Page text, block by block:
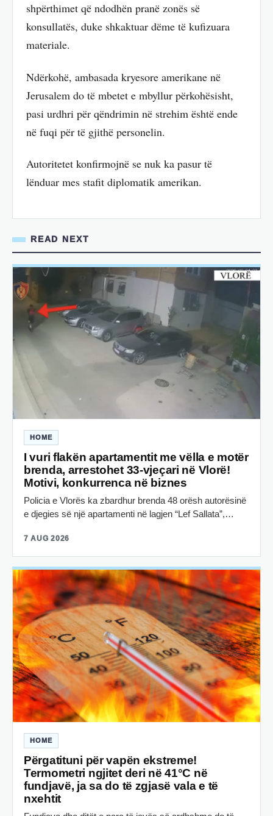
shpërthimet që ndodhën pranë zonës së
konsullatës, duke shkaktuar dëme të kufizuara
materiale.
Ndërkohë, ambasada kryesore amerikane në
Jerusalem do të mbetet e mbyllur përkohësisht,
pasi urdhri për qëndrimin në strehim është ende
në fuqi për të gjithë personelin.
Autoritetet konfirmojnë se nuk ka pasur të
lënduar mes stafit diplomatik amerikan.
READ NEXT
HOME
I vuri flakën apartamentit me vëlla e motër
brenda, arrestohet 33-vjeçari në Vlorë!
Motivi, konkurrenca në biznes
Policia e Vlorës ka zbardhur brenda 48 orësh autorësinë
e djegies së një apartamenti në lagjen “Lef Sallata”,…
7 AUG 2026
HOME
Përgatituni për vapën ekstreme!
Termometri ngjitet deri në 41°C në
fundjavë, ja sa do të zgjasë vala e të
nxehtit